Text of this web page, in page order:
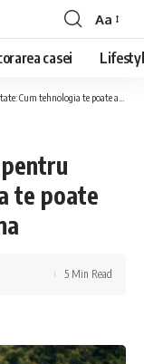
Font
Resizer
Aa
casei
te poate ajuta sa te mentii in forma
te poate
5 Min Read